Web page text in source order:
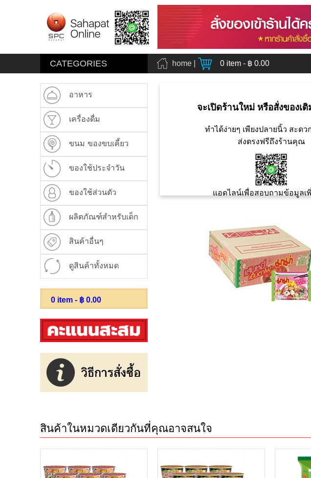
CATEGORIES home 0 item - ฿ 0.00
อาหาร
เครื่องดื่ม
ขนม ของขบเคี้ยว
ของใช้ประจำวัน
ของใช้ส่วนตัว
ผลิตภัณฑ์สำหรับเด็ก
สินค้าอื่นๆ
ดูสินค้าทั้งหมด
0 item - ฿ 0.00
จะเปิดร้านใหม่ หรือสั่งของเ
ทำได้ง่ายๆ เพียงปลายนิ้ว สะดว
ส่งตรงฟรีถึงร้านคุณ
แอดไลน์เพื่อสอบถามข้อมูลเ
สินค้าในหมวดเดียวกันที่คุณอาจสนใจ